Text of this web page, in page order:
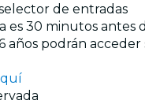
de entradas
30 minutos
años podrán